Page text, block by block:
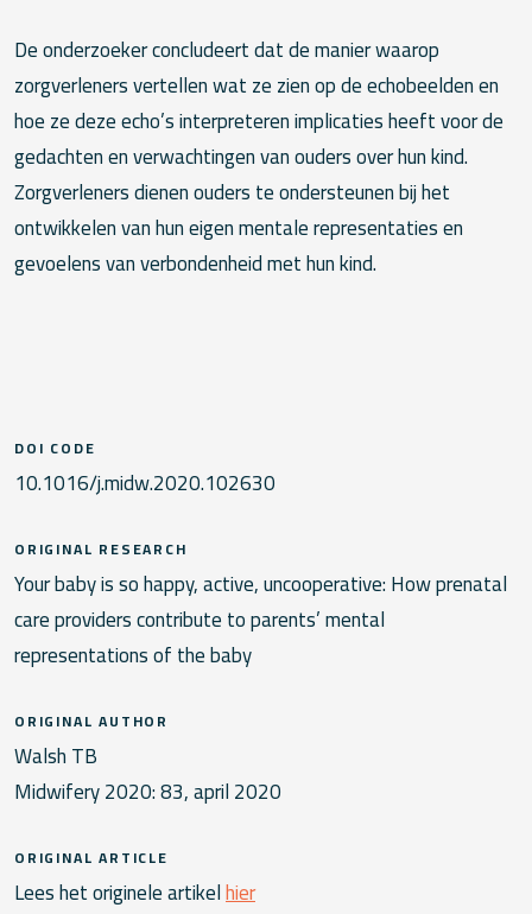
De onderzoeker concludeert dat de manier waarop
zorgverleners vertellen wat ze zien op de echobeelden en
hoe ze deze echo’s interpreteren implicaties heeft voor de
gedachten en verwachtingen van ouders over hun kind.
Zorgverleners dienen ouders te ondersteunen bij het
ontwikkelen van hun eigen mentale representaties en
gevoelens van verbondenheid met hun kind.
DOI CODE
10.1016/j.midw.2020.102630
ORIGINAL RESEARCH
Your baby is so happy, active, uncooperative: How prenatal
care providers contribute to parents’ mental
representations of the baby
ORIGINAL AUTHOR
Walsh TB
Midwifery 2020: 83, april 2020
ORIGINAL ARTICLE
Lees het originele artikelhier